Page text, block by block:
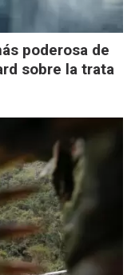
poderosa de
sobre la trata